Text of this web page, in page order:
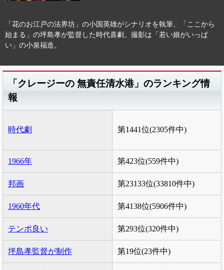
「花のお江戸の法界坊」の小国英雄がシナリオを執筆、「ここから
始まる」の坪島孝が監督した時代喜劇。撮影は「若い娘がいっぱ
い」の小泉福造。
「クレージーの 無責任清水港」のランキング情
報
時代劇 第1441位(2305件中)
1966年 第423位(559件中)
邦画 第23133位(33810件中)
1960年代 第4138位(5906件中)
テンポ良い 第293位(320件中)
坪島孝監督が制作 第19位(23件中)